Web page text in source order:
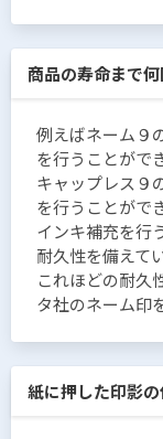
商品の寿命まで
例えばネーム９
を行うことがで
キャップレス９
を行うことがで
インキ補充を行
耐久性を備えて
これほどの耐久
タ社のネーム印
紙に押した印影